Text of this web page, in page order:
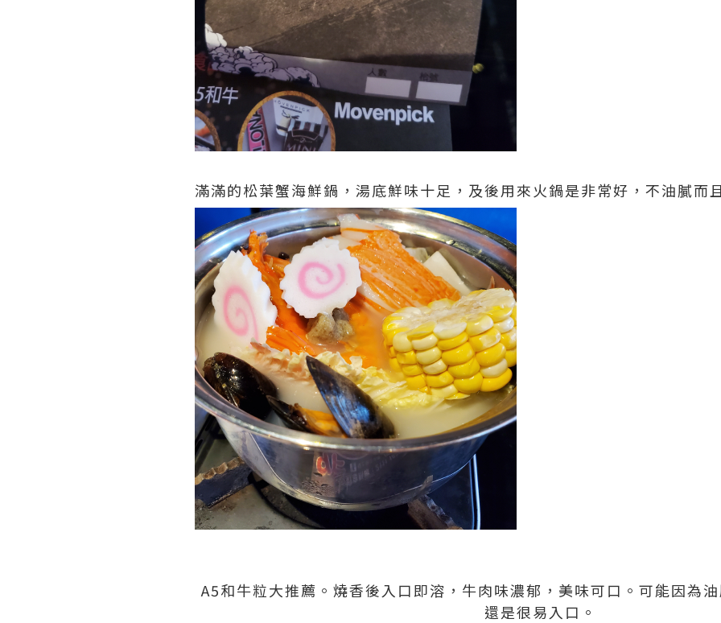
滿滿的松葉蟹海鮮鍋，湯底鮮味十足，及後用來火鍋是非常好，不油膩而
A5和牛粒大推薦。燒香後入口即溶，牛肉味濃郁，美味可口。可能因為
還是很易入口。